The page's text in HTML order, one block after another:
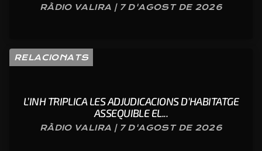
RÀDIO VALIRA | 7 D'AGOST DE 2026
RELACIONATS
L’INH TRIPLICA LES ADJUDICACIONS D’HABITATGE
ASSEQUIBLE EL...
RÀDIO VALIRA | 7 D'AGOST DE 2026